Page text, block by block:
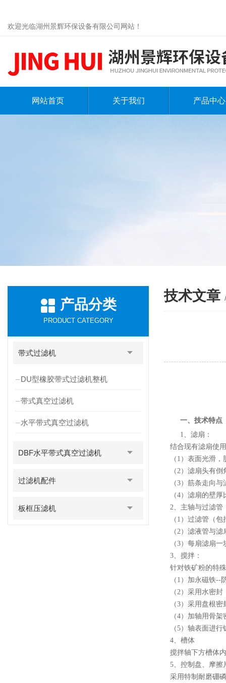
欢迎光临湖州景辉环保设备有限公司网站！
网站首页 关于我们 产品中心
产品分类
PRODUCT CATEGORY
带式过滤机
DU型橡胶带式过滤机整机
带式真空过滤机
水平带式真空过滤机
DBF水平带式真空过滤机
过滤机配件
板框压滤机
技术文章
一、技术特点
1、滤扇：
结合现有滤扇使
（1）表面光滑，
（2）滤扇头有倒
（3）筋条走向与
（4） 滤扇的壁厚
2、主轴与过滤管
（1）过滤管（包
（2）滤液管与滤
（3）每扇滤扇一
3、搅拌：
针对铁矿粉的特
（1） 加永磁铁--
（2）采用水密封
（3）采用盘根密
（4）加轴用骨架
（5）轴表面进行
4、槽体
搅拌轴下方槽体
5、控制盘、摩擦
采用特制耐磨硼